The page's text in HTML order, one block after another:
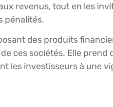
revenus, tout en les
pénalités.
des produits
ces sociétés. Elle
les investisseurs à une